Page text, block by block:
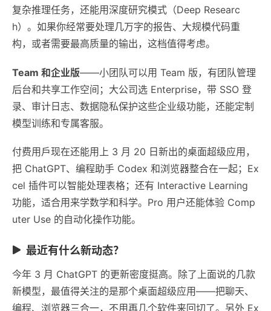
复杂推理任务，还能用深度研究模式（Deep Researc
h）。如果你经常要处理几万字的报告、大规模代码重
构，或者需要最高质量的输出，这档值得考虑。
Team 和企业版——小团队可以用 Team 版，有团队管理
后台和共享工作空间；大公司选 Enterprise，带 SSO 登
录、审计日志、数据隐私保护这些企业级功能，还能定制
模型训练和专属客服。
付费用戶现在还能用上 3 月 20 日新出的桌面超级应用，
把 ChatGPT、编程助手 Codex 和浏览器整合在一起；Ex
cel 插件可以智能处理表格；还有 Interactive Learning
功能，适合用来学数学和科学。Pro 用户还能体验 Comp
uter Use 的自动化操作功能。
最近有什么新动态？
今年 3 月 ChatGPT 的更新密度挺高。除了上面说的几款
新模型，最值得关注的是那个桌面超级应用——把聊天、
编程、浏览器三合一，不用再几个软件来回切了。另外 Ex